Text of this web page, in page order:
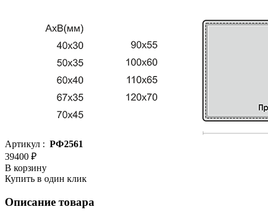
Артикул : РФ2561
39400 ₽
В корзину
Купить в один клик
Описание товара